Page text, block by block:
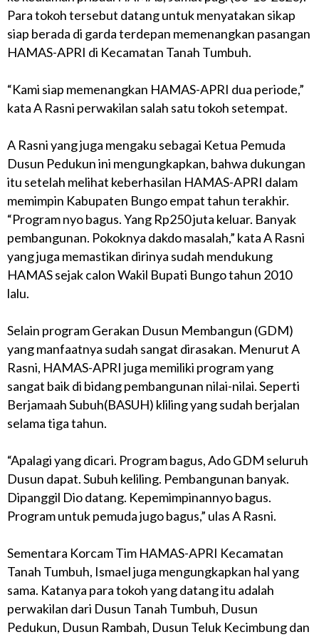
Para tokoh tersebut datang untuk menyatakan sikap
siap berada di garda terdepan memenangkan pasangan
HAMAS-APRI di Kecamatan Tanah Tumbuh.
“Kami siap memenangkan HAMAS-APRI dua periode,”
kata A Rasni perwakilan salah satu tokoh setempat.
A Rasni yang juga mengaku sebagai Ketua Pemuda
Dusun Pedukun ini mengungkapkan, bahwa dukungan
itu setelah melihat keberhasilan HAMAS-APRI dalam
memimpin Kabupaten Bungo empat tahun terakhir.
“Program nyo bagus. Yang Rp250 juta keluar. Banyak
pembangunan. Pokoknya dakdo masalah,” kata A Rasni
yang juga memastikan dirinya sudah mendukung
HAMAS sejak calon Wakil Bupati Bungo tahun 2010
lalu.
Selain program Gerakan Dusun Membangun (GDM)
yang manfaatnya sudah sangat dirasakan. Menurut A
Rasni, HAMAS-APRI juga memiliki program yang
sangat baik di bidang pembangunan nilai-nilai. Seperti
Berjamaah Subuh(BASUH) kliling yang sudah berjalan
selama tiga tahun.
“Apalagi yang dicari. Program bagus, Ado GDM seluruh
Dusun dapat. Subuh keliling. Pembangunan banyak.
Dipanggil Dio datang. Kepemimpinannyo bagus.
Program untuk pemuda jugo bagus,” ulas A Rasni.
Sementara Korcam Tim HAMAS-APRI Kecamatan
Tanah Tumbuh, Ismael juga mengungkapkan hal yang
sama. Katanya para tokoh yang datang itu adalah
perwakilan dari Dusun Tanah Tumbuh, Dusun
Pedukun, Dusun Rambah, Dusun Teluk Kecimbung dan